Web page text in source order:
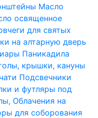
Масло
освященное
для святых
на алтарную дверь
Паникадила
крышки, кануны
Подсвечники
и футляры под
Облачения на
для соборования